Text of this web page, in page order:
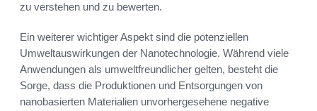
zu verstehen und zu bewerten.
Ein weiterer wichtiger Aspekt sind die potenziellen
Umweltauswirkungen der Nanotechnologie. Während viele
Anwendungen als umweltfreundlicher gelten, besteht die
Sorge, dass die Produktionen und Entsorgungen von
nanobasierten Materialien unvorhergesehene negative